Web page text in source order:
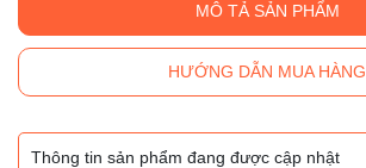
MÔ TẢ SẢN PHẨM
HƯỚNG DẪN MUA HÀNG
Thông tin sản phẩm đang được cập nhật